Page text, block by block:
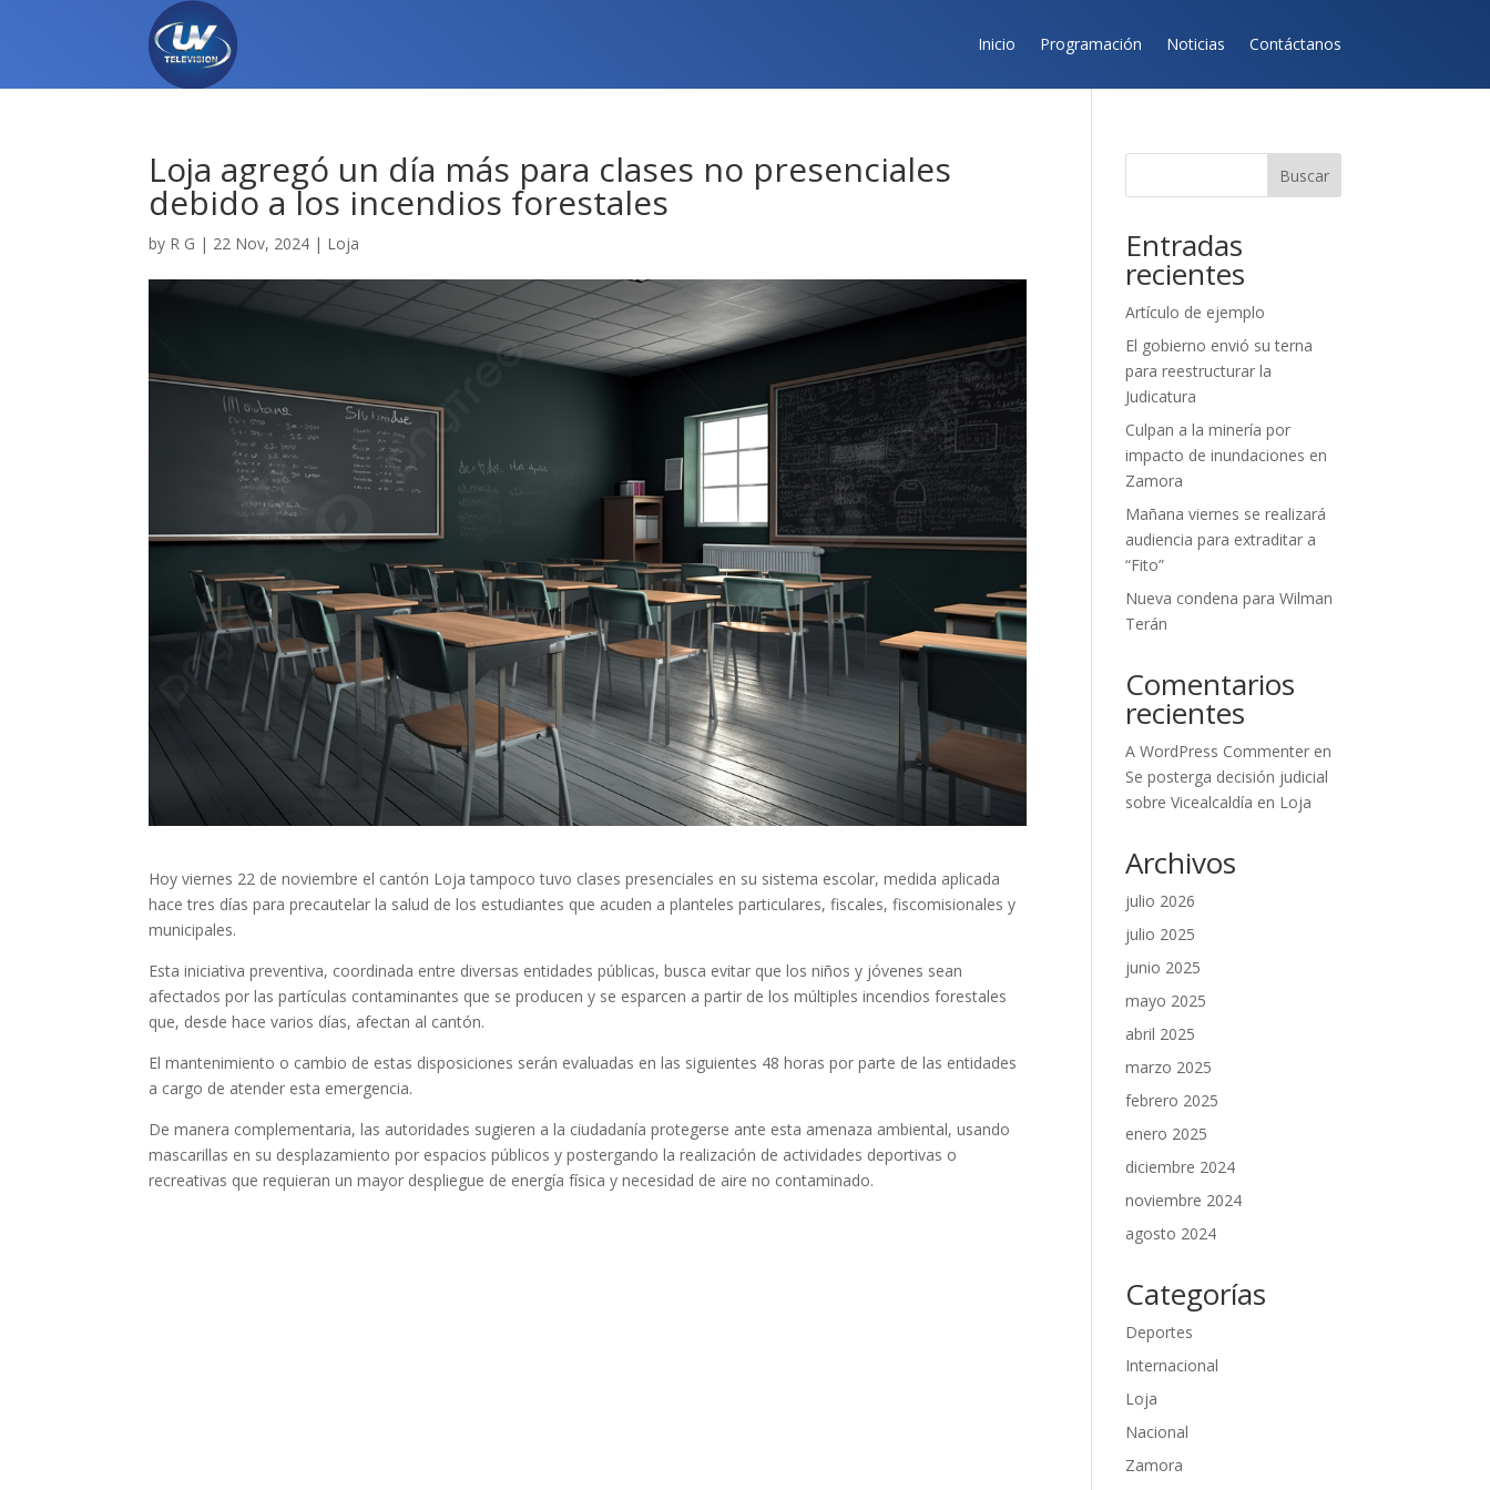
Inicio Programación Noticias Contáctanos
Loja agregó un día más para clases no presenciales
debido a los incendios forestales
by R G | 22 Nov, 2024 | Loja
Hoy viernes 22 de noviembre el cantón Loja tampoco tuvo clases presenciales en su sistema escolar, medida aplicada
hace tres días para precautelar la salud de los estudiantes que acuden a planteles particulares, fiscales, fiscomisionales y
municipales.
Esta iniciativa preventiva, coordinada entre diversas entidades públicas, busca evitar que los niños y jóvenes sean
afectados por las partículas contaminantes que se producen y se esparcen a partir de los múltiples incendios forestales
que, desde hace varios días, afectan al cantón.
El mantenimiento o cambio de estas disposiciones serán evaluadas en las siguientes 48 horas por parte de las entidades
a cargo de atender esta emergencia.
De manera complementaria, las autoridades sugieren a la ciudadanía protegerse ante esta amenaza ambiental, usando
mascarillas en su desplazamiento por espacios públicos y postergando la realización de actividades deportivas o
recreativas que requieran un mayor despliegue de energía física y necesidad de aire no contaminado.
Buscar
Entradas
recientes
Artículo de ejemplo
El gobierno envió su terna
para reestructurar la
Judicatura
Culpan a la minería por
impacto de inundaciones en
Zamora
Mañana viernes se realizará
audiencia para extraditar a
“Fito”
Nueva condena para Wilman
Terán
Comentarios
recientes
A WordPress Commenter en
Se posterga decisión judicial
sobre Vicealcaldía en Loja
Archivos
julio 2026
julio 2025
junio 2025
mayo 2025
abril 2025
marzo 2025
febrero 2025
enero 2025
diciembre 2024
noviembre 2024
agosto 2024
Categorías
Deportes
Internacional
Loja
Nacional
Zamora